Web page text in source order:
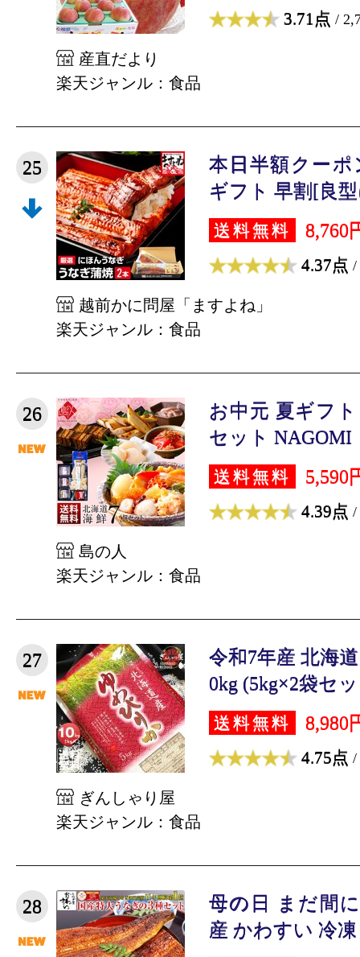
3.71点 /
産直だより
楽天ジャンル：食品
25
本日半額クー
ギフト 早割[良
送料無料 8,760
4.37点 /
越前かに問屋「ますよね」
楽天ジャンル：食品
26
お中元 夏ギフ
セット NAGOMI
送料無料 5,590
4.39点 /
島の人
楽天ジャンル：食品
27
令和7年産 北海
0kg (5kg×2袋セ
送料無料 8,980
4.75点 /
ぎんしゃり屋
楽天ジャンル：食品
28
母の日 まだ間
産 かわすい 冷